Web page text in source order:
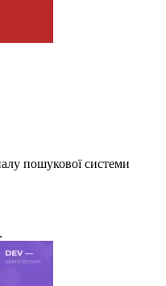
пошукової системи